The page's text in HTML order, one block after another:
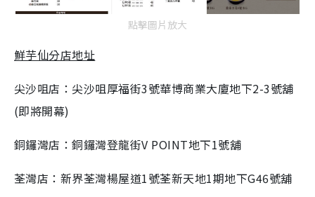
點擊圖片放大
鮮芋仙分店地址
尖沙咀店：尖沙咀厚福街3號華博商業大廈地下2-3號舖
(即將開幕)
銅鑼灣店：銅鑼灣登龍街V POINT地下1號舖
荃灣店：新界荃灣楊屋道1號荃新天地1期地下G46號舖